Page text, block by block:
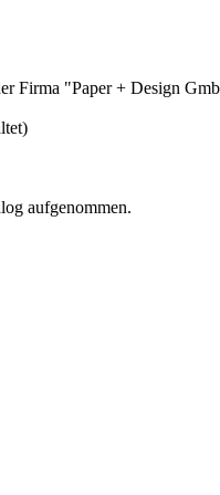
Firma "Paper + Design
aufgenommen.